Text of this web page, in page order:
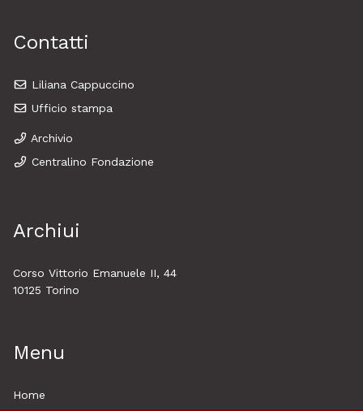
Contatti
Liliana Cappuccino
Ufficio stampa
Archivio
Centralino Fondazione
Archiui
Corso Vittorio Emanuele II, 44
10125 Torino
Menu
Home